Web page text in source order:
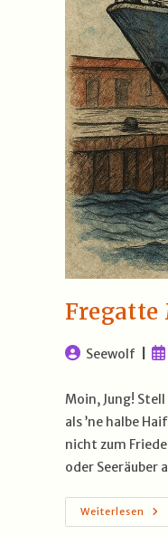
Beitrags-
Seewolf
Moin, Jung!
als ’ne halbe
nicht zum
oder Seeräuber
Weiterlesen